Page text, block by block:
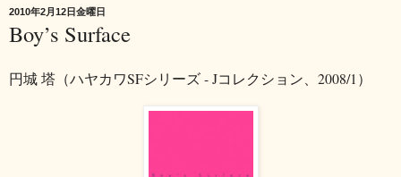
2010年2月12日金曜日
Boy’s Surface
円城 塔（ハヤカワSFシリーズ - Jコレクション、2008/1）